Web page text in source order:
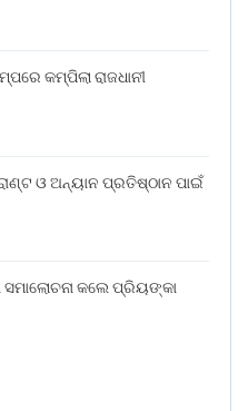
କମ୍ପିଲା ରାଜଧାନୀ
ଓ ଅନ୍ୟାନ ପ୍ରତିଷ୍ଠାନ ପାଇଁ
କଲେ ପ୍ରିୟଙ୍କା